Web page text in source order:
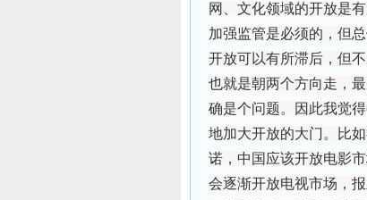
网、文化领域的开放是
加强监管是必须的，但
开放可以有所滞后，但
也就是朝两个方向走，
确是个问题。因此我觉
地加大开放的大门。比
诺，中国应该开放电影
会逐渐开放电视市场，